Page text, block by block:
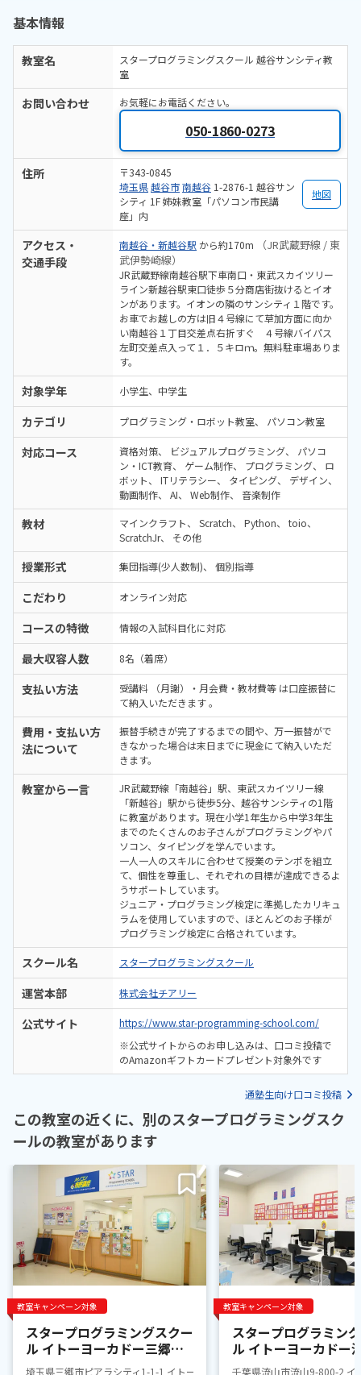
基本情報
教室名
スタープログラミングスクール 越谷サンシティ教
室
お問い合わせ お気軽にお電話ください。
050-1860-0273
住所
〒343-0845
埼玉県越谷市南越谷 1-2876-1 越谷サン
シティ 1F 姉妹教室「パソコン市民講
座」内
地図
アクセス・
交通手段
南越谷・新越谷駅 から約170m
（JR武蔵野線 / 東
武伊勢崎線）
JR武蔵野線南越谷駅下車南口・東武スカイツリー
ライン新越谷駅東口徒歩５分商店街抜けるとイオ
ンがあります。イオンの隣のサンシティ１階です。
お車でお越しの方は旧４号線にて草加方面に向か
い南越谷１丁目交差点右折すぐ ４号線バイパス
左町交差点入って１．５キロｍ。無料駐車場ありま
す。
対象学年 小学生、中学生
カテゴリ プログラミング・ロボット教室 パソコン教室
対応コース 資格対策 ビジュアルプログラミング
パソコ
ン・ICT教育
ゲーム制作 プログラミング
ロ
ボット
ITリテラシー タイピング
デザイン
動画制作
AI Web制作 音楽制作
教材 マインクラフト Scratch Python
toio
ScratchJr
その他
授業形式 集団指導(少人数制) 個別指導
こだわり オンライン対応
コースの特徴 情報の入試科目化に対応
最大収容人数 8名（着席）
支払い方法
受講料 （月謝）・月会費・教材費等 は口座振替に
て納入いただきます 。
費用・支払い方
法について
振替手続きが完了するまでの間や、万一振替がで
きなかった場合は末日までに現金にて納入いただ
きます。
教室から一言
JR武蔵野線「南越谷」駅、東武スカイツリー線
「新越谷」駅から徒歩5分、越谷サンシティの1階
に教室があります。現在小学1年生から中学3年生
までのたくさんのお子さんがプログラミングやパ
ソコン、タイピングを学んでいます。
一人一人のスキルに合わせて授業のテンポを組立
て、個性を尊重し、それぞれの目標が達成できるよ
うサポートしています。
ジュニア・プログラミング検定に準拠したカリキュ
ラムを使用していますので、ほとんどのお子様が
プログラミング検定に合格されています。
スクール名 スタープログラミングスクール
運営本部 株式会社チアリー
公式サイト
https://www.star-programming-school.com/
※公式サイトからのお申し込みは、口コミ投稿で
のAmazonギフトカードプレゼント対象外です
通塾生向け口コミ投稿
この教室の近くに、別のスタープログラミングスク
ールの教室があります
教室キャンペーン対象
スタープログラミングスクー
ル イトーヨーカドー三郷教
室
埼玉県三郷市ピアラシティ1-1-1 イトーヨーカドー三郷店 2F 姉妹教室「パソ
教室キャンペーン対象
スタープログラミン
ル イトーヨーカドー
室
千葉県流山市流山9-800-2 イ